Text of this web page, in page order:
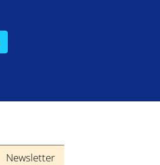
Newsletter